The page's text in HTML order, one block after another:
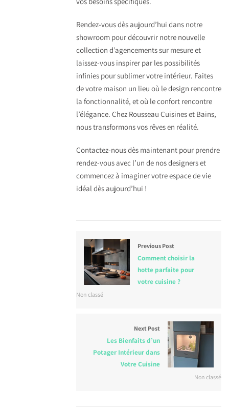
Rendez-vous dès aujourd’hui dans notre
showroom pour découvrir notre nouvelle
collection d’agencements sur mesure et
laissez-vous inspirer par les possibilités
infinies pour sublimer votre intérieur. Faites
de votre maison un lieu où le design rencontre
la fonctionnalité, et où le confort rencontre
l’élégance. Chez Rousseau Cuisines et Bains,
nous transformons vos rêves en réalité.
Contactez-nous dès maintenant pour prendre
rendez-vous avec l’un de nos designers et
commencez à imaginer votre espace de vie
idéal dès aujourd’hui !
Previous Post
Comment choisir la
hotte parfaite pour
votre cuisine ?
Non classé
Next Post
Les Bienfaits d’un
Potager Intérieur dans
Votre Cuisine
Non classé